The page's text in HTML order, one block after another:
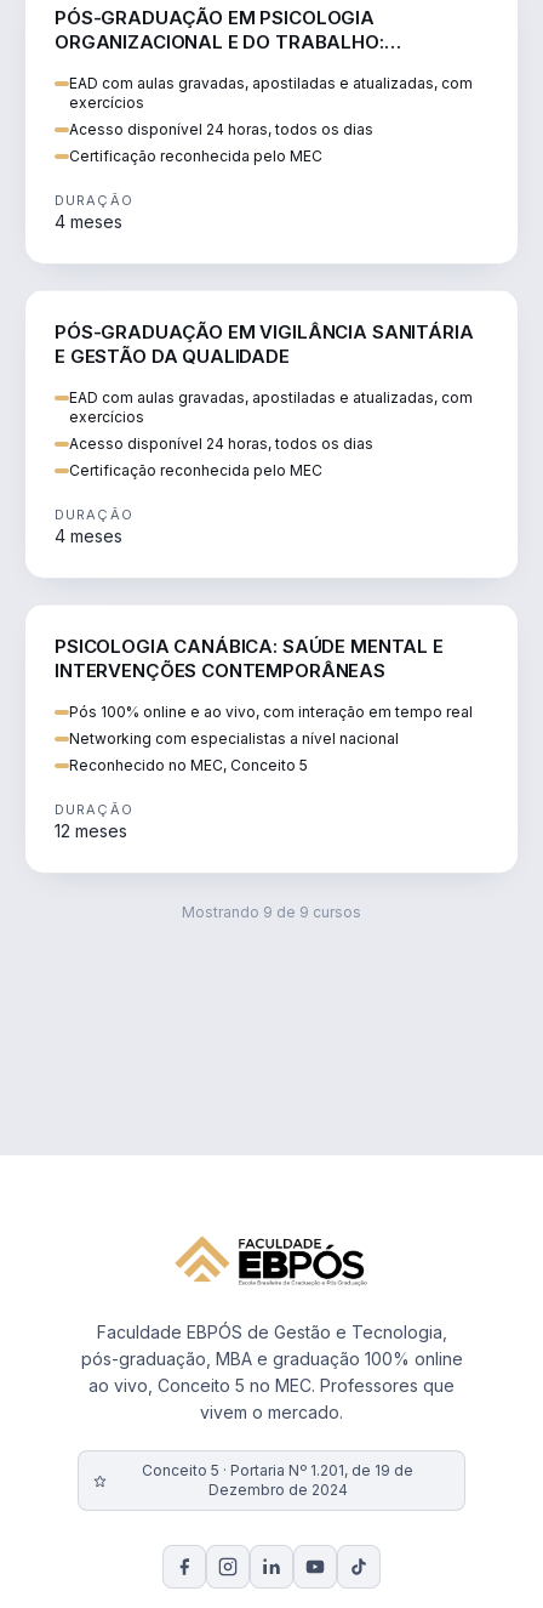
PÓS-GRADUAÇÃO EM PSICOLOGIA
ORGANIZACIONAL E DO TRABALHO:
EAD com aulas gravadas, apostiladas e atualizadas, com
exercícios
Acesso disponível 24 horas, todos os dias
Certificação reconhecida pelo MEC
DURAÇÃO
4 meses
PÓS-GRADUAÇÃO EM VIGILÂNCIA SANITÁRIA
E GESTÃO DA QUALIDADE
EAD com aulas gravadas, apostiladas e atualizadas, com
exercícios
Acesso disponível 24 horas, todos os dias
Certificação reconhecida pelo MEC
DURAÇÃO
4 meses
PSICOLOGIA CANÁBICA: SAÚDE MENTAL E
INTERVENÇÕES CONTEMPORÂNEAS
Pós 100% online e ao vivo, com interação em tempo real
Networking com especialistas a nível nacional
Reconhecido no MEC, Conceito 5
DURAÇÃO
12 meses
Mostrando 9 de 9 cursos
Faculdade EBPÓS de Gestão e Tecnologia,
pós-graduação, MBA e graduação 100% online
ao vivo, Conceito 5 no MEC. Professores que
vivem o mercado.
Conceito 5 · Portaria Nº 1.201, de 19 de
Dezembro de 2024